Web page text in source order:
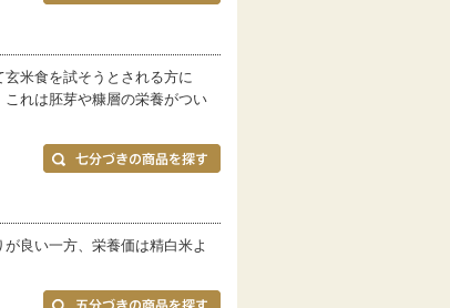
米食を試そうとされる方に
れは胚芽や糠層の栄養がつい
良い一方、栄養価は精白米よ